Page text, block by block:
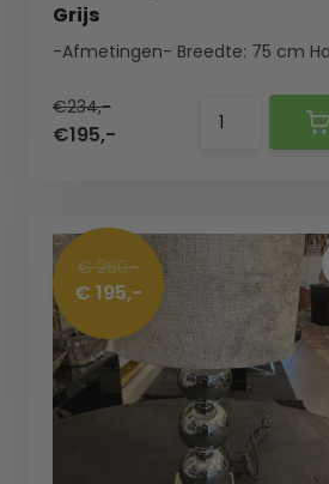
Grijs
-Afmetingen- Breedte: 75 cm
€234,-
€195,-
€ 250,-
€ 195,-